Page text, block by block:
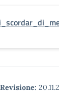
Revisione: